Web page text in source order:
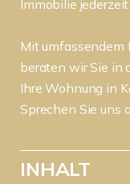
Immobilie jederzeit
Mit umfassendem
beraten wir Sie in
Ihre Wohnung in
Sprechen Sie uns
INHALT